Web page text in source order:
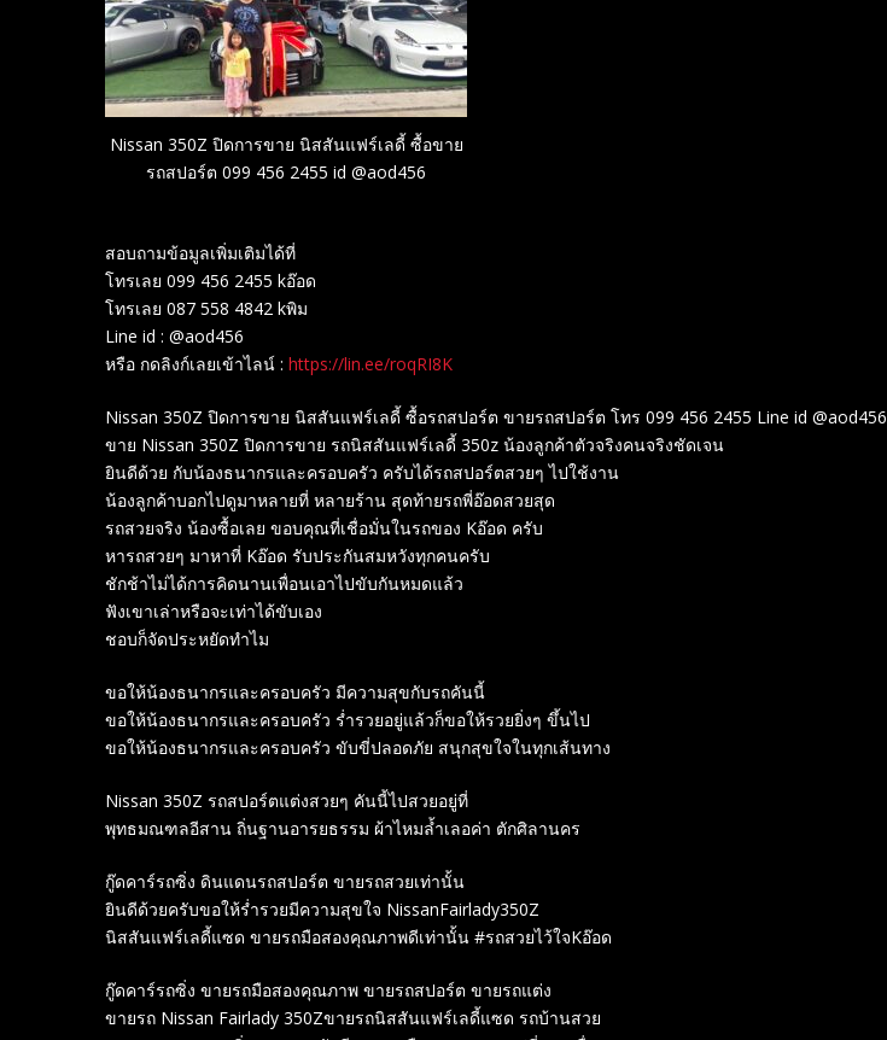
Nissan 350Z ปิดการขาย นิสสันแฟร์เลดี้ ซื้อขาย
รถสปอร์ต 099 456 2455 id @aod456
สอบถามข้อมูลเพิ่มเติมได้ที่
โทรเลย 099 456 2455 kอ๊อด
โทรเลย 087 558 4842 kพิม
Line id : @aod456
หรือ กดลิงก์เลยเข้าไลน์ : https://lin.ee/roqRI8K
Nissan 350Z ปิดการขาย นิสสันแฟร์เลดี้ ซื้อรถสปอร์ต ขายรถสปอร์ต โทร 099 456 2455 Line id @aod456
ขาย Nissan 350Z ปิดการขาย รถนิสสันแฟร์เลดี้ 350z น้องลูกค้าตัวจริงคนจริงชัดเจน
ยินดีด้วย กับน้องธนากรและครอบครัว ครับได้รถสปอร์ตสวยๆ ไปใช้งาน
น้องลูกค้าบอกไปดูมาหลายที่ หลายร้าน สุดท้ายรถพี่อ๊อดสวยสุด
รถสวยจริง น้องซื้อเลย ขอบคุณที่เชื่อมั่นในรถของ Kอ๊อด ครับ
หารถสวยๆ มาหาที่ Kอ๊อด รับประกันสมหวังทุกคนครับ
ชักช้าไม่ได้การคิดนานเพื่อนเอาไปขับกันหมดแล้ว
ฟังเขาเล่าหรือจะเท่าได้ขับเอง
ชอบก็จัดประหยัดทำไม
ขอให้น้องธนากรและครอบครัว มีความสุขกับรถคันนี้
ขอให้น้องธนากรและครอบครัว ร่ำรวยอยู่แล้วก็ขอให้รวยยิ่งๆ ขึ้นไป
ขอให้น้องธนากรและครอบครัว ขับขี่ปลอดภัย สนุกสุขใจในทุกเส้นทาง
Nissan 350Z รถสปอร์ตแต่งสวยๆ คันนี้ไปสวยอยู่ที่
พุทธมณฑลอีสาน ถิ่นฐานอารยธรรม ผ้าไหมล้ำเลอค่า ตักศิลานคร
กู๊ดคาร์รถซิ่ง ดินแดนรถสปอร์ต ขายรถสวยเท่านั้น
ยินดีด้วยครับขอให้ร่ำรวยมีความสุขใจ NissanFairlady350Z
นิสสันแฟร์เลดี้แซด ขายรถมือสองคุณภาพดีเท่านั้น #รถสวยไว้ใจKอ๊อด
กู๊ดคาร์รถซิ่ง ขายรถมือสองคุณภาพ ขายรถสปอร์ต ขายรถแต่ง
ขายรถ Nissan Fairlady 350Zขายรถนิสสันแฟร์เลดี้แซด รถบ้านสวย